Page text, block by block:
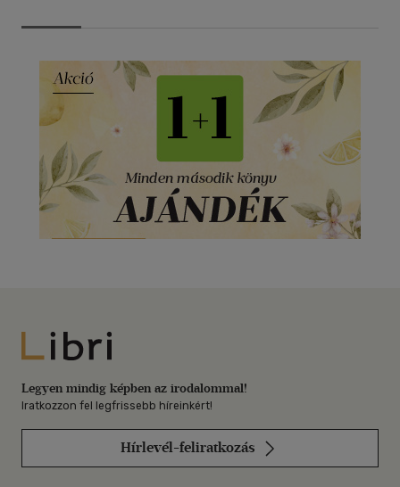
Libri
Legyen mindig képben az irodalommal!
Iratkozzon fel legfrissebb híreinkért!
Hírlevél-feliratkozás